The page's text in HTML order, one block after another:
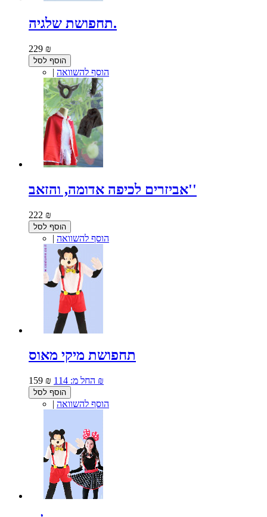
תחפושת שלגיה.
229 ₪
הוסף לסל
| הוסף להשוואה
אביזרים לכיפה אדומה, והזאב''
222 ₪
הוסף לסל
| הוסף להשוואה
תחפושת מיקי מאוס
159 ₪ החל מ: 114 ₪
הוסף לסל
| הוסף להשוואה